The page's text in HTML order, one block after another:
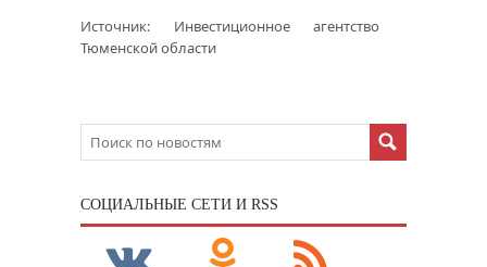
Источник: Инвестиционное агентство
Тюменской области
CОЦИАЛЬНЫЕ СЕТИ И RSS